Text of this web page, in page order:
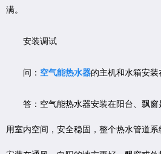
满。
安装调试
问： 空气能热水器的主机和水箱安装
答：空气能热水器安装在阳台、飘
用室内空间，安全稳固，整个热水管道